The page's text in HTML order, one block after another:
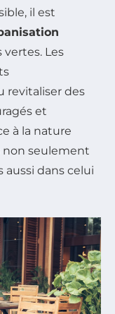
il est
Les
revitaliser des
et
à la nature
non seulement
dans celui